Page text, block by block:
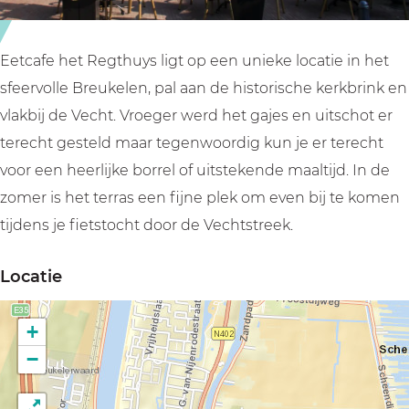
e
t
h
u
y
s
t
e
g
t
h
u
y
s
Eetcafe het Regthuys ligt op een unieke locatie in het
sfeervolle Breukelen, pal aan de historische kerkbrink en
vlakbij de Vecht. Vroeger werd het gajes en uitschot er
terecht gesteld maar tegenwoordig kun je er terecht
voor een heerlijke borrel of uitstekende maaltijd. In de
zomer is het terras een fijne plek om even bij te komen
tijdens je fietstocht door de Vechtstreek.
Locatie
+
−